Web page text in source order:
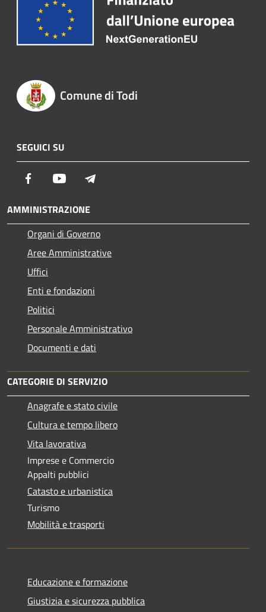
Comune di Todi
SEGUICI SU
Facebook Youtube
AMMINISTRAZIONE
Organi di Governo
Aree Amministrative
Uffici
Enti e fondazioni
Politici
Personale Amministrativo
Documenti e dati
CATEGORIE DI SERVIZIO
Anagrafe e stato civile
Cultura e tempo libero
Vita lavorativa
Imprese e Commercio
Appalti pubblici
Catasto e urbanistica
Turismo
Mobilità e trasporti
Educazione e formazione
Giustizia e sicurezza pubblica